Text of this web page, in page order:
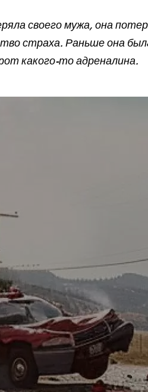
своего мужа, она
страха. Раньше она
какого-то адреналина.